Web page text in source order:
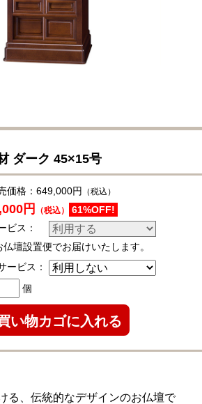
ダーク 45×15号
価格： 649,000円 （税込）
円 （税込）
61%OFF!
ビス：
壇設置便でお届けいたします。
ービス：
個
る、伝統的なデザインのお仏壇で